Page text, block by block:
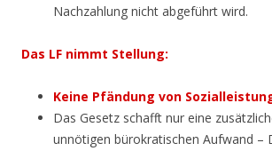
Nachzahlung nicht abgeführt wird.
Das LF nimmt Stellung:
Keine Pfändung von
Das Gesetz schafft nur eine
unnötigen bürokratischen Aufwand –